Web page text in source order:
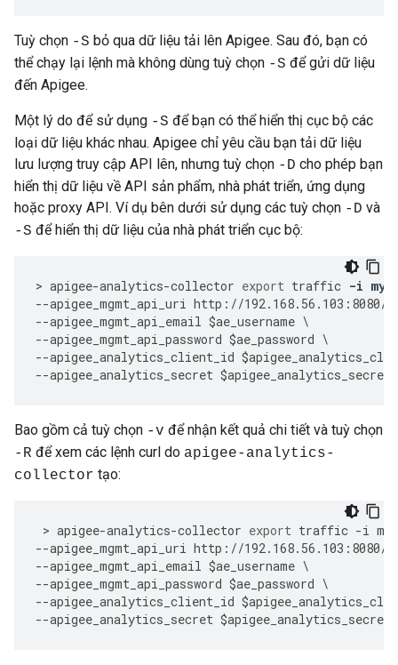
Tuỳ chọn -S bỏ qua dữ liệu tải lên Apigee. Sau đó, bạn có
thể chạy lại lệnh mà không dùng tuỳ chọn -S để gửi dữ liệu
đến Apigee.
Một lý do để sử dụng -S để bạn có thể hiển thị cục bộ các
loại dữ liệu khác nhau. Apigee chỉ yêu cầu bạn tải dữ liệu
lưu lượng truy cập API lên, nhưng tuỳ chọn -D cho phép bạn
hiển thị dữ liệu về API sản phẩm, nhà phát triển, ứng dụng
hoặc proxy API. Ví dụ bên dưới sử dụng các tuỳ chọn -D và
-S để hiển thị dữ liệu của nhà phát triển cục bộ:
> apigee-analytics-collector export traffic -i
--apigee_mgmt_api_uri http : //192.168. 56.103 : 8080/
--apigee_mgmt_api_email $ae_username
--apigee_mgmt_api_password $ae_password
--apigee_analytics_client_id $
--apigee_analytics_secret $apigee_analytics_secret
Bao gồm cả tuỳ chọn -v để nhận kết quả chi tiết và tuỳ chọn
-R để xem các lệnh curl do apigee-analytics-
collector tạo:
> apigee-analytics-collector export traffic -i
--apigee_mgmt_api_uri http : //192.168. 56.103 : 8080/
--apigee_mgmt_api_email $ae_username
--apigee_mgmt_api_password $ae_password
--apigee_analytics_client_id $
--apigee_analytics_secret $apigee_analytics_secret